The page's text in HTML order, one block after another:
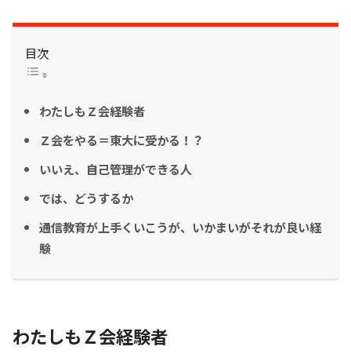
目次
わたしもＺ会経験者
Ｚ会をやる＝東大に受かる！？
いいえ、自己管理ができる人
では、どうするか
通信教育が上手くいこうが、いかまいがそれが良い経
験
わたしもＺ会経験者